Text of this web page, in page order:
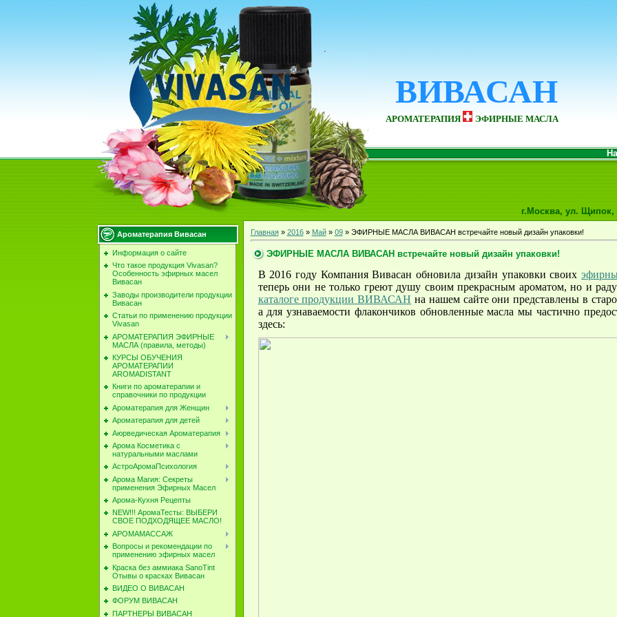
ВИВАСАН
АРОМАТЕРАПИЯ ЭФИРНЫЕ МАСЛА
г.Москва, ул. Щипок,
Ароматерапия Вивасан
Информация о сайте
Что такое продукция Vivasan?
Особенность эфирных масел
Вивасан
Заводы производители продукции
Вивасан
Статьи по применению продукции
Vivasan
АРОМАТЕРАПИЯ ЭФИРНЫЕ
МАСЛА (правила, методы)
КУРСЫ ОБУЧЕНИЯ
АРОМАТЕРАПИИ
AROMADISTANT
Книги по ароматерапии и
справочники по продукции
Ароматерапия для Женщин
Ароматерапия для детей
Аюрведическая Ароматерапия
Арома Косметика с
натуральными маслами
АстроАромаПсихология
Арома Магия: Секреты
применения Эфирных Масел
Арома-Кухня Рецепты
NEW!!! АромаТесты: ВЫБЕРИ
СВОЕ ПОДХОДЯЩЕЕ МАСЛО!
АРОМАМАССАЖ
Вопросы и рекомендации по
применению эфирных масел
Краска без аммиака SanoTint
Отывы о красках Вивасан
ВИДЕО О ВИВАСАН
ФОРУМ ВИВАСАН
ПАРТНЕРЫ ВИВАСАН
Главная» 2016 » Май » 09» ЭФИРНЫЕ МАСЛА ВИВАСАН встречайте новый дизайн упаковки!
ЭФИРНЫЕ МАСЛА ВИВАСАН встречайте новый дизайн упаковки!
В 2016 году Компания Вивасан обновила дизайн упаковки своих
теперь они не только греют душу своим прекрасным ароматом, но и
каталоге продукции ВИВАСАН на нашем сайте они представлены в
а для узнаваемости флакончиков обновленные масла мы частично
здесь: